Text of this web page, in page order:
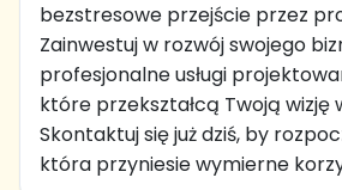
bezstresowe przejście przez
Zainwestuj w rozwój swojego
profesjonalne usługi
które przekształcą Twoją wizję
Skontaktuj się już dziś, by
która przyniesie wymierne